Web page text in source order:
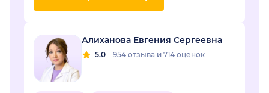
Алиханова Евгения Сергеевна
5.0 954 отзыва и 714 оценок